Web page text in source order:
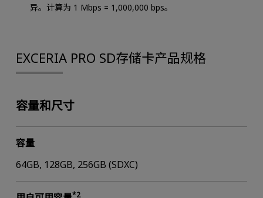
异。计算为 1 Mbps = 1,000,000 bps。
EXCERIA PRO SD存储卡产品规格
容量和尺寸
容量
64GB, 128GB, 256GB (SDXC)
*2